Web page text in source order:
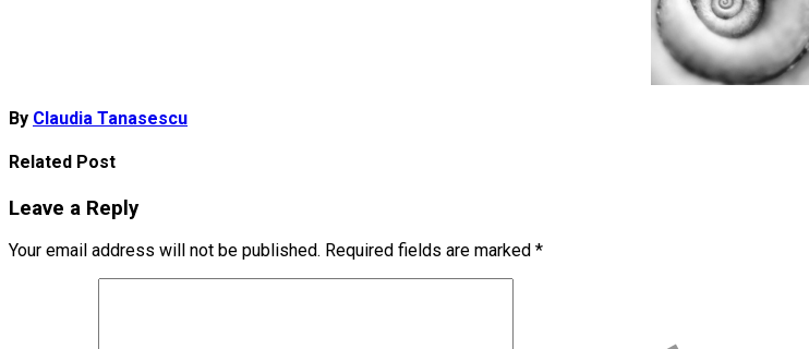
By Claudia Tanasescu
Related Post
Leave a Reply
Your email address will not be published. Required fields are marked *